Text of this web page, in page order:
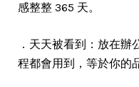
感整整 365 天。
．天天被看到：放在
程都會用到，等於你的